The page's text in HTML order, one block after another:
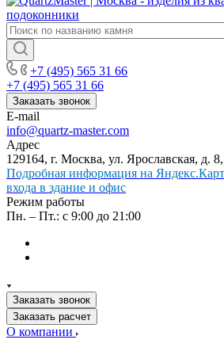
+7 (495) 565 31 66
+7 (495) 565 31 66
Заказать звонок
E-mail
info@quartz-master.com
Адрес
129164, г. Москва, ул. Ярославская, д.
Подробная информация на
входа в здание и офис
Режим работы
Пн. – Пт.: с 9:00 до 21:00
Заказать звонок
Заказать расчет
О компании